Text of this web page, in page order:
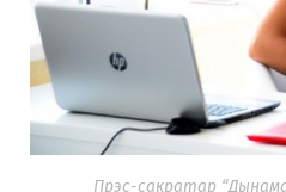
Прэс-сакратар